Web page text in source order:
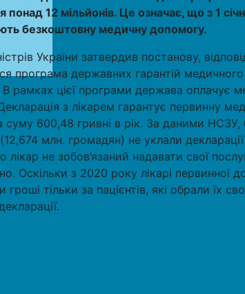
понад 12 мільйонів. Це означає, що з 1
безкоштовну медичну допомогу.
України затвердив постанову,
програма державних гарантій
В рамках цієї програми держава оплачує
з лікарем гарантує первинну
суму 600,48 гривні в рік. За даними НСЗУ,
млн. громадян) не уклали
лікар не зобов’язаний надавати свої
Оскільки з 2020 року лікарі первинної
гроші тільки за пацієнтів, які обрали їх